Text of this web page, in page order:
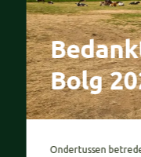
Bolg
Ondertussen